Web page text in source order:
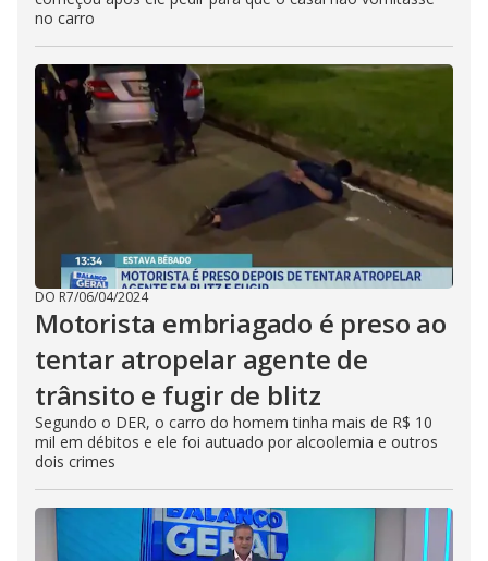
no carro
DO R7/06/04/2024
Motorista embriagado é preso ao
tentar atropelar agente de
trânsito e fugir de blitz
Segundo o DER, o carro do homem tinha mais de R$ 10
mil em débitos e ele foi autuado por alcoolemia e outros
dois crimes